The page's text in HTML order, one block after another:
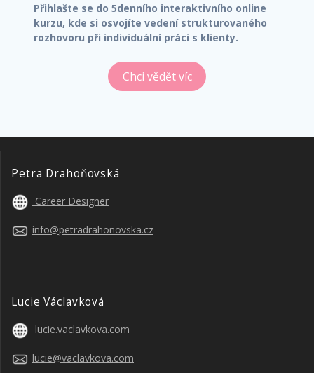
Přihlašte se do 5denního interaktivního online
kurzu, kde si osvojíte vedení strukturovaného
rozhovoru při individuální práci s klienty.
Chci vědět víc
Petra Drahoňovská
Career Designer
info@petradrahonovska.cz
Lucie Václavková
lucie.vaclavkova.com
lucie@vaclavkova.com